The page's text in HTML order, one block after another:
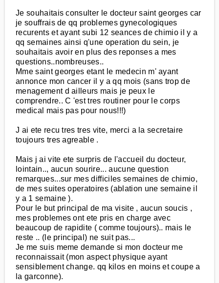
Je souhaitais consulter le docteur saint georges car
je souffrais de qq problemes gynecologiques
recurents et ayant subi 12 seances de chimio il y a
qq semaines ainsi q'une operation du sein, je
souhaitais avoir en plus des reponses a mes
questions..nombreuses..
Mme saint georges etant le medecin m' ayant
annonce mon cancer il y a qq mois (sans trop de
menagement d ailleurs mais je peux le
comprendre.. C 'est tres routiner pour le corps
medical mais pas pour nous!!!)
J ai ete recu tres tres vite, merci a la secretaire
toujours tres agreable .
Mais j ai vite ete surpris de l'accueil du docteur,
lointain.., aucun sourire... aucune question
remarques...sur mes difficiles semaines de chimio,
de mes suites operatoires (ablation une semaine il
y a 1 semaine ).
Pour le but principal de ma visite , aucun soucis ,
mes problemes ont ete pris en charge avec
beaucoup de rapidite ( comme toujours).. mais le
reste .. (le principal) ne suit pas...
Je me suis meme demande si mon docteur me
reconnaissait (mon aspect physique ayant
sensiblement change. qq kilos en moins et coupe a
la garconne).